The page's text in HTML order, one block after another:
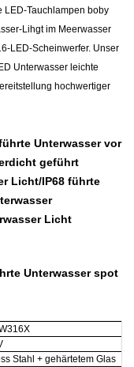
LED-Tauchlampen boby
Lihgt im Meerwasser
LED-Scheinwerfer. Unser
Unterwasser leichte
hochwertiger
Unterwasser vor
geführt
Licht/IP68 führte
Licht
Unterwasser spot
Stahl + gehärtetem Glas